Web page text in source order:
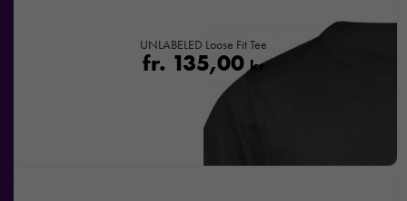
UNLABELED Loose Fit Tee
fr. 135,00kr